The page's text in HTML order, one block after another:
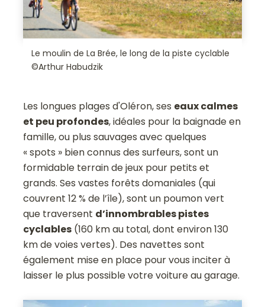
Le moulin de La Brée, le long de la piste cyclable
©Arthur Habudzik
Les longues plages d'Oléron, ses eaux calmes
et peu profondes, idéales pour la baignade en
famille, ou plus sauvages avec quelques
« spots » bien connus des surfeurs, sont un
formidable terrain de jeux pour petits et
grands. Ses vastes forêts domaniales (qui
couvrent 12 % de l’île), sont un poumon vert
que traversent d’innombrables pistes
cyclables (160 km au total, dont environ 130
km de voies vertes). Des navettes sont
également mise en place pour vous inciter à
laisser le plus possible votre voiture au garage.